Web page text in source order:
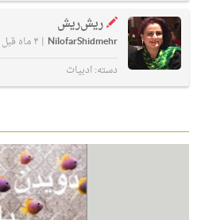
ریش‌ریش
NilofarShidmehr
| ۴ ماه قبل
دسته:ادبیات